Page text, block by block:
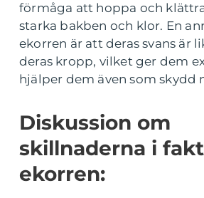
förmåga att hoppa och
starka bakben och klor. En
ekorren är att deras svans är
deras kropp, vilket ger dem
hjälper dem även som skydd
Diskussion om
skillnaderna i
ekorren: